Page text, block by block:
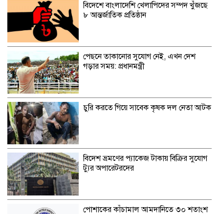
বিদেশে বাংলাদেশি খেলাপিদের সম্পদ খুঁজছে
৮ আন্তর্জাতিক প্রতিষ্ঠান
পেছনে তাকানোর সুযোগ নেই, এখন দেশ
গড়ার সময়: প্রধানমন্ত্রী
চুরি করতে গিয়ে সাবেক কৃষক দল নেতা আটক
বিদেশ ভ্রমণের প্যাকেজ টাকায় বিক্রির সুযোগ
ট্যুর অপারেটরদের
পোশাকের কাঁচামাল আমদানিতে ৩০ শতাংশ